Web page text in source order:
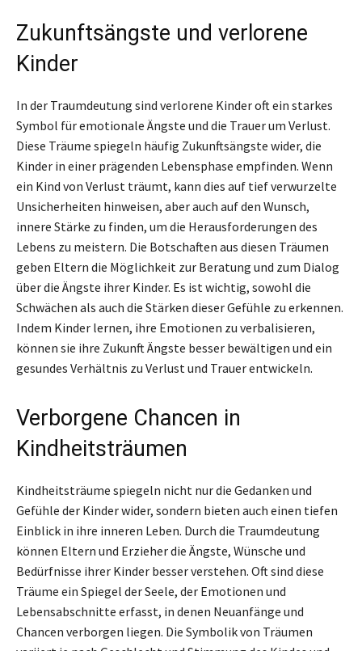
Zukunftsängste und verlorene
Kinder
In der Traumdeutung sind verlorene Kinder oft ein starkes
Symbol für emotionale Ängste und die Trauer um Verlust.
Diese Träume spiegeln häufig Zukunftsängste wider, die
Kinder in einer prägenden Lebensphase empfinden. Wenn
ein Kind von Verlust träumt, kann dies auf tief verwurzelte
Unsicherheiten hinweisen, aber auch auf den Wunsch,
innere Stärke zu finden, um die Herausforderungen des
Lebens zu meistern. Die Botschaften aus diesen Träumen
geben Eltern die Möglichkeit zur Beratung und zum Dialog
über die Ängste ihrer Kinder. Es ist wichtig, sowohl die
Schwächen als auch die Stärken dieser Gefühle zu erkennen.
Indem Kinder lernen, ihre Emotionen zu verbalisieren,
können sie ihre Zukunft Ängste besser bewältigen und ein
gesundes Verhältnis zu Verlust und Trauer entwickeln.
Verborgene Chancen in
Kindheitsträumen
Kindheitsträume spiegeln nicht nur die Gedanken und
Gefühle der Kinder wider, sondern bieten auch einen tiefen
Einblick in ihre inneren Leben. Durch die Traumdeutung
können Eltern und Erzieher die Ängste, Wünsche und
Bedürfnisse ihrer Kinder besser verstehen. Oft sind diese
Träume ein Spiegel der Seele, der Emotionen und
Lebensabschnitte erfasst, in denen Neuanfänge und
Chancen verborgen liegen. Die Symbolik von Träumen